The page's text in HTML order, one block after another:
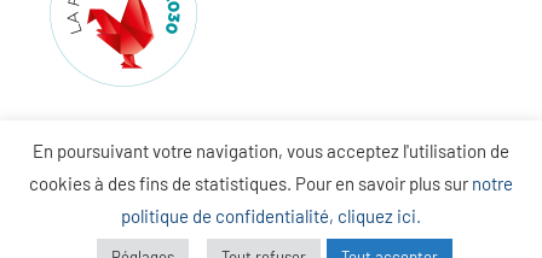
Notre équipe
Affiliations & partenariats
Evénements
FAQ
Copyright 2023 H2SYS – Tous droits réservés – Création Manon
Horlacher, Webdesigner Freelance –
Mentions légales
En poursuivant votre navigation, vous acceptez l'utilisation de
cookies à des fins de statistiques. Pour en savoir plus sur notre
politique de confidentialité, cliquez ici.